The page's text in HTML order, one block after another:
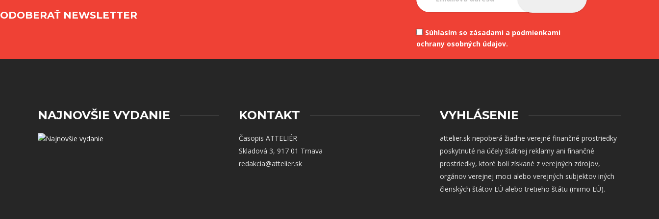
ODOBERAŤ NEWSLETTER
Súhlasím so zásadami a podmienkami
ochrany osobných údajov.
NAJNOVŠIE VYDANIE KONTAKT
Časopis ATTELIÉR
Skladová 3, 917 01 Trnava
redakcia@attelier.sk
VYHLÁSENIE
attelier.sk nepoberá žiadne verejné finančné prostriedky
poskytnuté na účely štátnej reklamy ani finančné
prostriedky, ktoré boli získané z verejných zdrojov,
orgánov verejnej moci alebo verejných subjektov iných
členských štátov EÚ alebo tretieho štátu (mimo EÚ).